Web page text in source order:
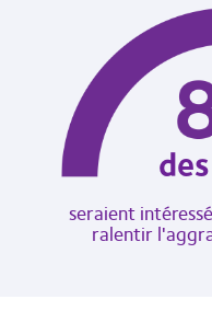
seraient
ralentir